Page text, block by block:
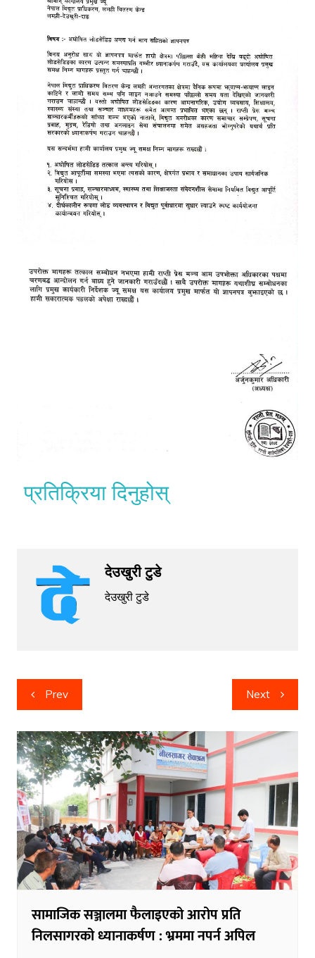
प्रतिक्रिया दिनुहोस्
देउखुरी टुडे
देउखुरी टुडे
Post
navigation
Prev Next
सामाजिक सञ्जालमा फैलाइएको आरोप प्रति
निलसागरको ध्यानाकर्षण : भ्रममा नपर्न अपिल